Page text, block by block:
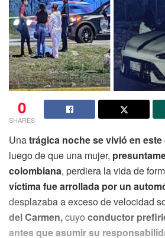
0
SHARES
Unatrágica noche se vivió en
luego de que una mujer,
colombiana, perdiera la vida de
víctima fue arrollada por un
desplazaba a exceso de velocidad
del Carmen,cuyo conductor
antes que asumir su